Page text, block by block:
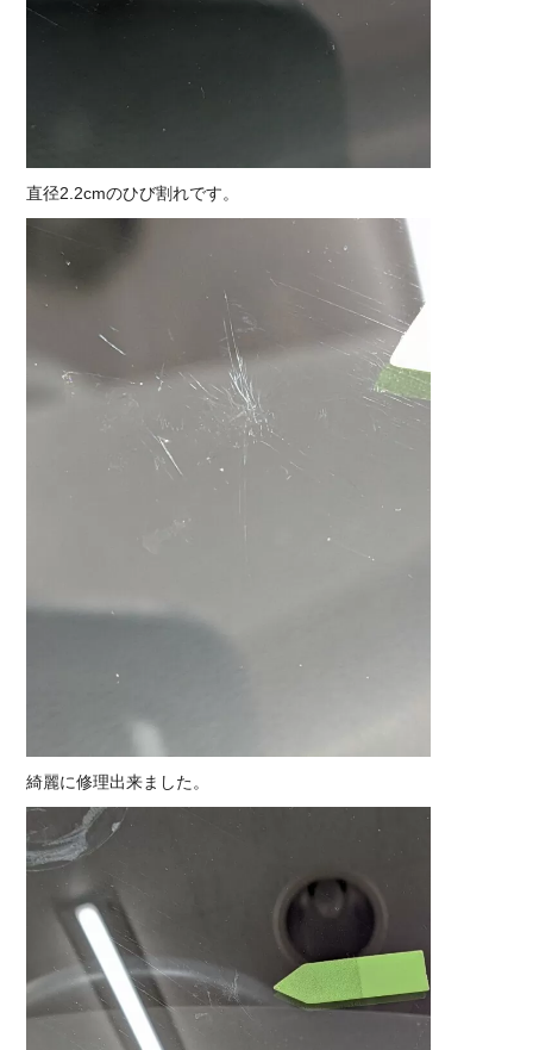
直径2.2cmのひび割れです。
綺麗に修理出来ました。